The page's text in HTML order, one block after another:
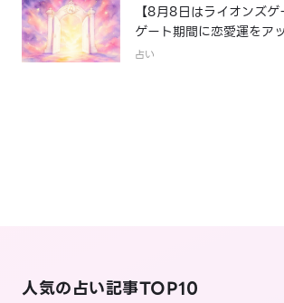
【8月8日はライオンズ
ゲート期間に恋愛運をア
方は？
占い
人気の占い記事TOP10